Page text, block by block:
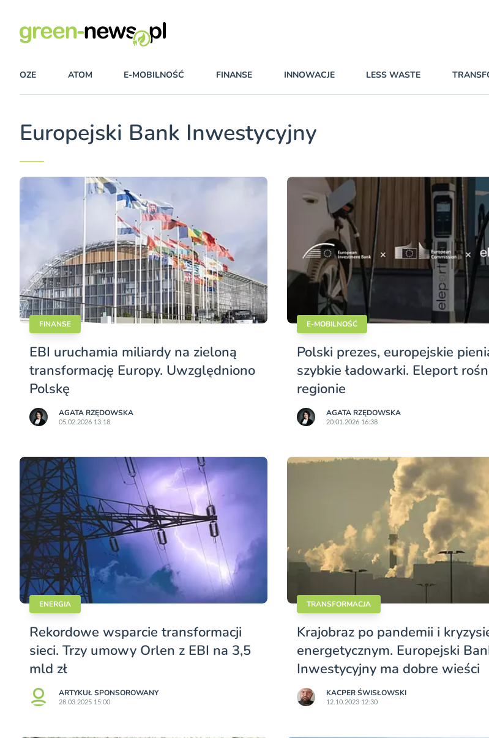
OZE ATOM E-MOBILNOŚĆ FINANSE INNOWACJE LESS WASTE
Europejski Bank Inwestycyjny
FINANSE
EBI uruchamia miliardy na zieloną
transformację Europy. Uwzględniono
Polskę
AGATA RZĘDOWSKA
05.02.2026 13:18
E-MOBILNOŚĆ
Polski prezes, europejskie
szybkie ładowarki. Eleport
regionie
AGATA RZĘDOWSKA
20.01.2026 16:38
ENERGIA
Rekordowe wsparcie transformacji
sieci. Trzy umowy Orlen z EBI na 3,5
mld zł
ARTYKUŁ SPONSOROWANY
28.03.2025 15:00
TRANSFORMACJA
Krajobraz po pandemii i
energetycznym. Europejski
Inwestycyjny ma dobre wieści
KACPER ŚWISŁO­WSKI
12.10.2023 12:30